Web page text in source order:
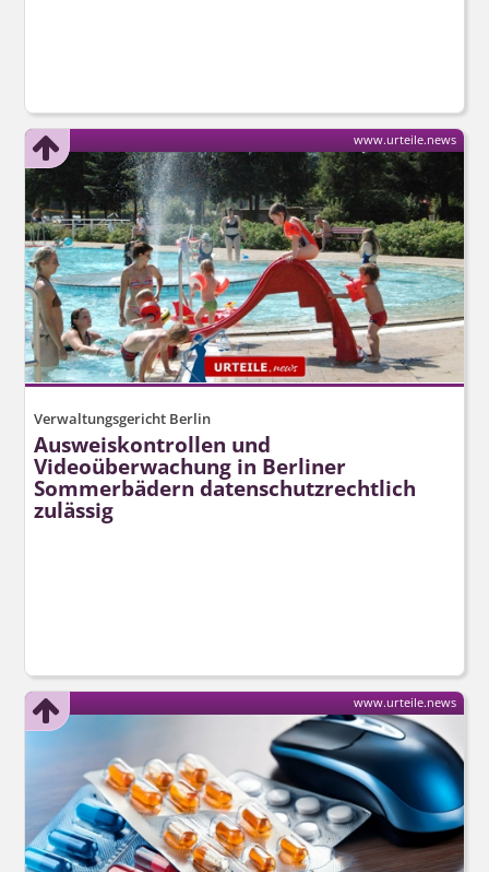
Verwaltungsgericht Berlin
Ausweiskontrollen und
Videoüberwachung in Berliner
Sommerbädern datenschutz­rechtlich
zulässig
www.urteile.news
www.urteile.news